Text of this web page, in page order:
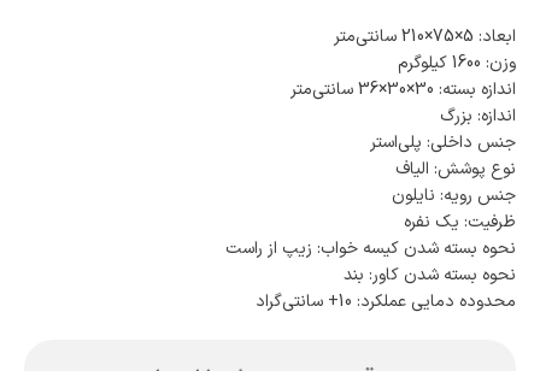
ابعاد: 5×75×210 سانتی‌متر
وزن: 1600 کیلوگرم
اندازه بسته: 30×30×36 سانتی‌متر
اندازه: بزرگ
جنس داخلی: پلی‌استر
نوع پوشش: الیاف
جنس رویه: نایلون
ظرفیت: یک نفره
نحوه بسته شدن کیسه خواب: زیپ از راست
نحوه بسته شدن کاور: بند
محدوده دمایی عملکرد: 10+ سانتی‌گراد